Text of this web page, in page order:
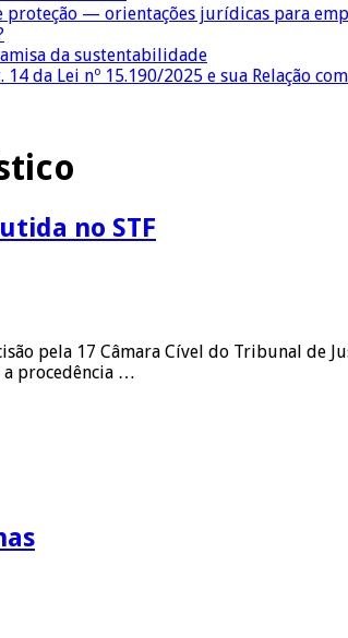
— orientações jurídicas para
da sustentabilidade
da Lei nº 15.190/2025 e sua Relação
no STF
pela 17 Câmara Cível do Tribunal de
a procedência …